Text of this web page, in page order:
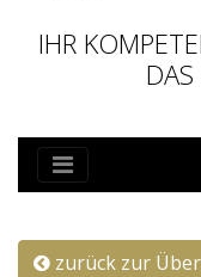
IHR
zurück zur